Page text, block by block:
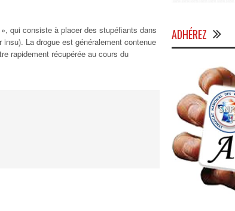
qui consiste à placer des stupéfiants dans
La drogue est généralement contenue
rapidement récupérée au cours du
ADHÉREZ